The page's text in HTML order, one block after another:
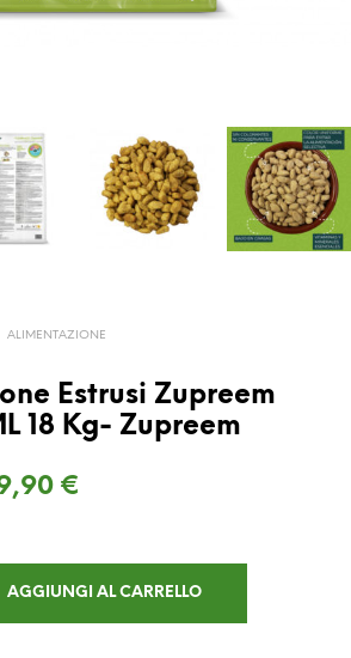
ALIMENTAZIONE
Estrusi Zupreem
18 Kg- Zupreem
€
attuale
è:
AGGIUNGI AL CARRELLO